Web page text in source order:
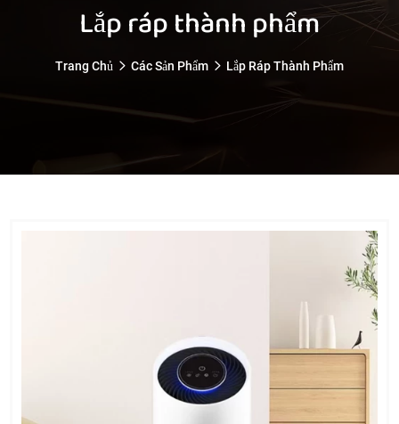
Lắp ráp thành phẩm
Trang Chủ Các Sản Phẩm Lắp Ráp Thành Phẩm